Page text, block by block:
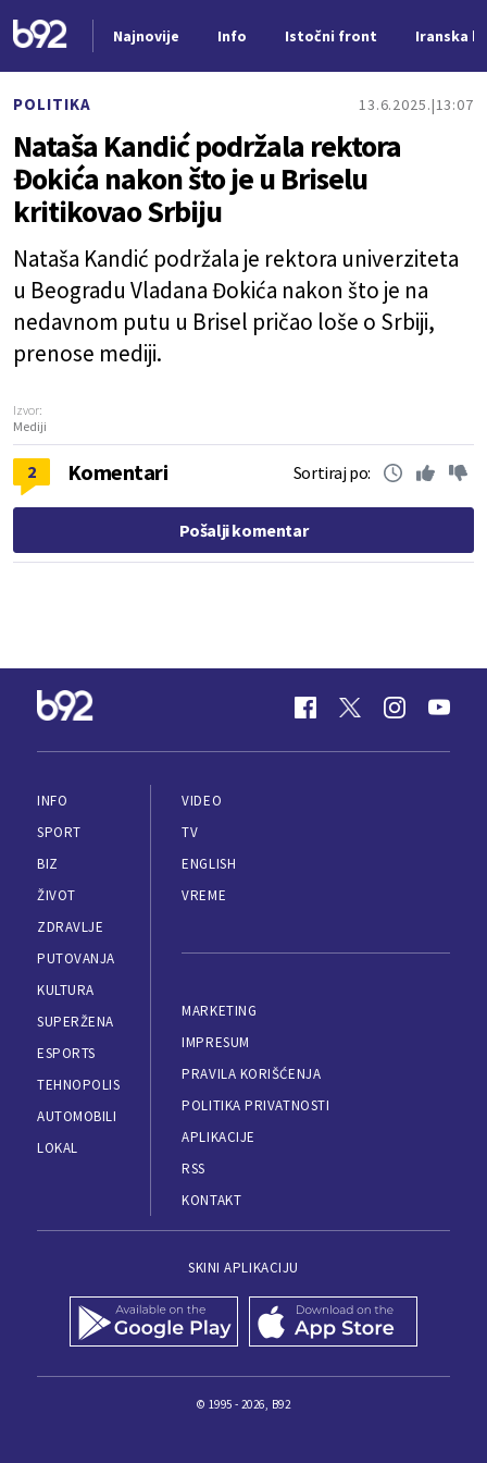
Najnovije Info Istočni front Iranska
POLITIKA 13.6.2025. 13:07
Nataša Kandić podržala rektora
Đokića nakon što je u Briselu
kritikovao Srbiju
Nataša Kandić podržala je rektora univerziteta
u Beogradu Vladana Đokića nakon što je na
nedavnom putu u Brisel pričao loše o Srbiji,
prenose mediji.
Izvor:
Mediji
2 Komentari Sortiraj po:
Pošalji komentar
INFO
SPORT
BIZ
ŽIVOT
ZDRAVLJE
PUTOVANJA
KULTURA
SUPERŽENA
ESPORTS
TEHNOPOLIS
AUTOMOBILI
LOKAL
VIDEO
TV
ENGLISH
VREME
MARKETING
IMPRESUM
PRAVILA KORIŠĆENJA
POLITIKA PRIVATNOSTI
APLIKACIJE
RSS
KONTAKT
SKINI APLIKACIJU
© 1995 - 2026, B92